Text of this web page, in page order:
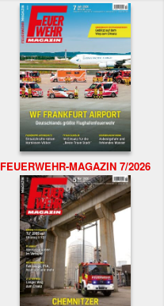
FEUERWEHR-MAGAZIN 7/2026